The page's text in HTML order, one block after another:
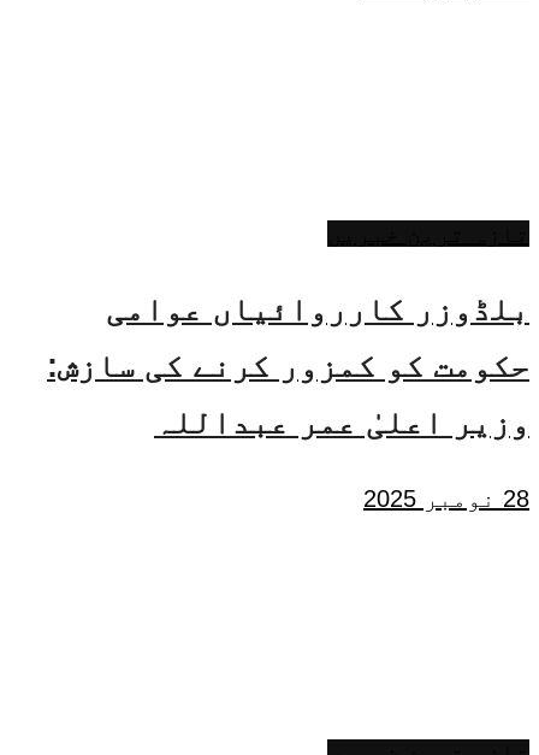
بلڈوزر کارروائیاں عوامی
حکومت کو کمزور کرنے کی سازش:
وزیر اعلیٰ عمر عبداللہ
28 نومبر 2025